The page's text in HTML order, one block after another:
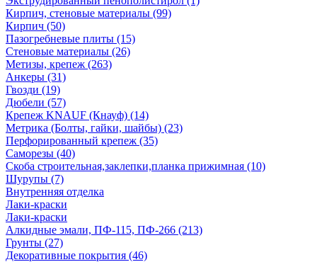
Кирпич, стеновые материалы (99)
Кирпич (50)
Пазогребневые плиты (15)
Стеновые материалы (26)
Метизы, крепеж (263)
Анкеры (31)
Гвозди (19)
Дюбели (57)
Крепеж KNAUF (Кнауф) (14)
Метрика (Болты, гайки, шайбы) (23)
Перфорированный крепеж (35)
Саморезы (40)
Скоба строительная,заклепки,планка прижимная (10)
Шурупы (7)
Внутренняя отделка
Лаки-краски
Лаки-краски
Алкидные эмали, ПФ-115, ПФ-266 (213)
Грунты (27)
Декоративные покрытия (46)